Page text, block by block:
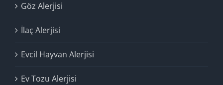
Göz Alerjisi
İlaç Alerjisi
Evcil Hayvan Alerjisi
Ev Tozu Alerjisi